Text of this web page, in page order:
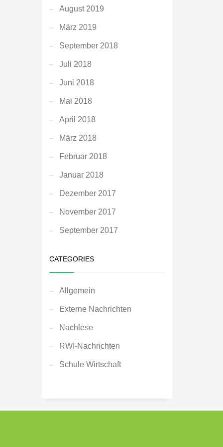
August 2019
März 2019
September 2018
Juli 2018
Juni 2018
Mai 2018
April 2018
März 2018
Februar 2018
Januar 2018
Dezember 2017
November 2017
September 2017
CATEGORIES
Allgemein
Externe Nachrichten
Nachlese
RWI-Nachrichten
Schule Wirtschaft